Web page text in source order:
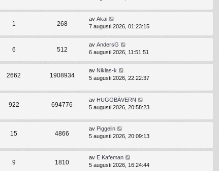
1 268
av Akai
7 augusti 2026, 01:23:15
6 512
av AndersG
6 augusti 2026, 11:51:51
2662 1908934
av Niklas-k
5 augusti 2026, 22:22:37
922 694776
av HUGGBÄVERN
5 augusti 2026, 20:58:23
15 4866
av Piggelin
5 augusti 2026, 20:09:13
9 1810
av E Kafeman
5 augusti 2026, 16:24:44